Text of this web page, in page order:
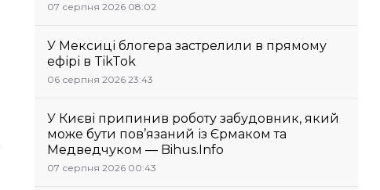
07 серпня 2026 08:02
У Мексиці блогера застрелили в прямому
ефірі в TikTok
06 серпня 2026 23:43
У Києві припинив роботу забудовник, який
може бути пов’язаний із Єрмаком та
Медведчуком — Bihus.Info
07 серпня 2026 00:43